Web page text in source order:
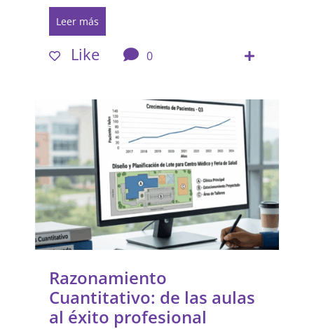
Leer más
Like 0
Razonamiento
Cuantitativo: de las aulas
al éxito profesional